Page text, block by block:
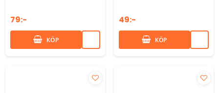
79:-
KÖP
49:-
KÖP